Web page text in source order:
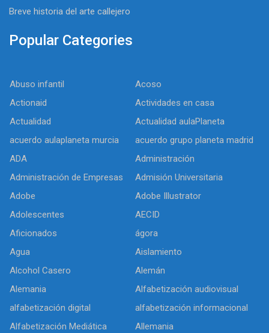
Breve historia del arte callejero
Popular Categories
Abuso infantil
Acoso
Actionaid
Actividades en casa
Actualidad
Actualidad aulaPlaneta
acuerdo aulaplaneta murcia
acuerdo grupo planeta madrid
ADA
Administración
Administración de Empresas
Admisión Universitaria
Adobe
Adobe Illustrator
Adolescentes
AECID
Aficionados
ágora
Agua
Aislamiento
Alcohol Casero
Alemán
Alemania
Alfabetización audiovisual
alfabetización digital
alfabetización informacional
Alfabetización Mediática
Allemania